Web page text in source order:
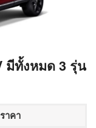
มีทั้งหมด 3 รุ่น
ราคา